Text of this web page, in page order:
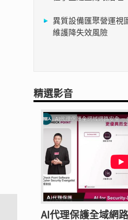
異質設備匯聚營運
維護降失效風險
精選影音
AI代理保護全域網